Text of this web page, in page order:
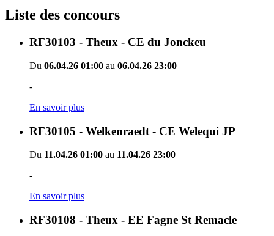
Liste des concours
RF30103 - Theux - CE du Jonckeu
Du 06.04.26 01:00 au 06.04.26 23:00
-
En savoir plus
RF30105 - Welkenraedt - CE Welequi JP
Du 11.04.26 01:00 au 11.04.26 23:00
-
En savoir plus
RF30108 - Theux - EE Fagne St Remacle